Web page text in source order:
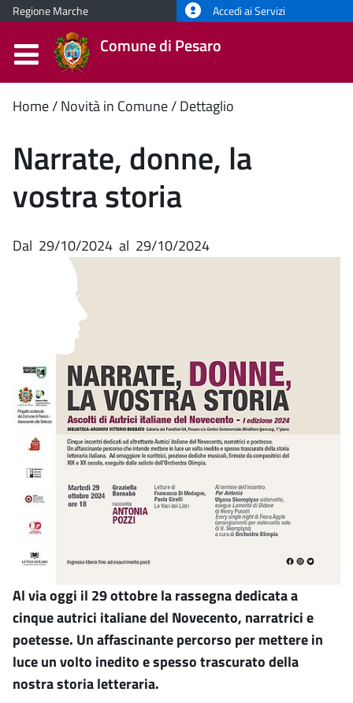
Regione Marche Accedi ai Servizi
Comune di Pesaro
Contenuto
principale
Home Novità in Comune Dettaglio
Narrate, donne, la
vostra storia
Dal 29/10/2024 al 29/10/2024
Al via oggi il 29 ottobre la rassegna dedicata a
cinque autrici italiane del Novecento, narratrici e
poetesse. Un affascinante percorso per mettere in
luce un volto inedito e spesso trascurato della
nostra storia letteraria.